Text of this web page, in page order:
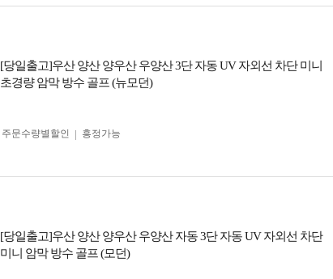
[당일출고]우산 양산 양우산 우양산 3단 자동 UV 자외선 차단 미니
초경량 암막 방수 골프 (뉴모던)
주문수량별할인
흥정가능
[당일출고]우산 양산 양우산 우양산 자동 3단 자동 UV 자외선 차단
미니 암막 방수 골프 (모던)